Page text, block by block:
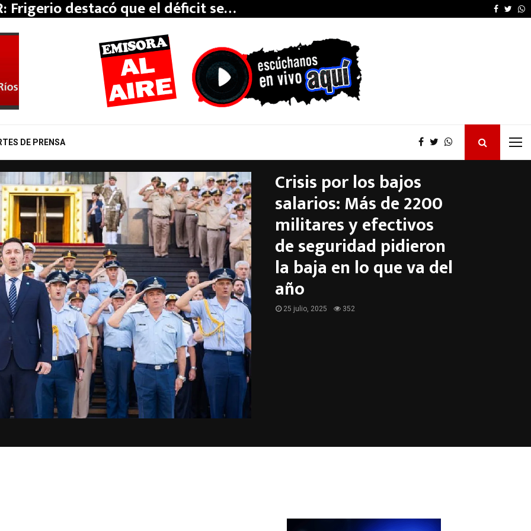
Frigerio destacó que el déficit se… La provincia
DE PRENSA
Crisis por los bajos
salarios: Más de 2200
militares y efectivos
de seguridad pidieron
la baja en lo que va del
año
25 julio, 2025 352